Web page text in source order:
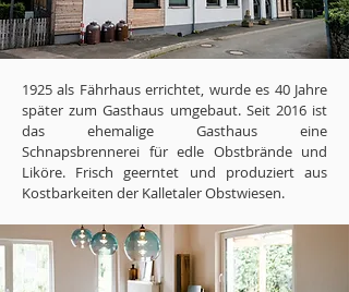
1925 als Fährhaus errichtet, wurde es 40 Jahre
später zum Gasthaus umgebaut. Seit 2016 ist
das ehemalige Gasthaus eine
Schnapsbrennerei für edle Obstbrände und
Liköre. Frisch geerntet und produziert aus
Kostbarkeiten der Kalletaler Obstwiesen.